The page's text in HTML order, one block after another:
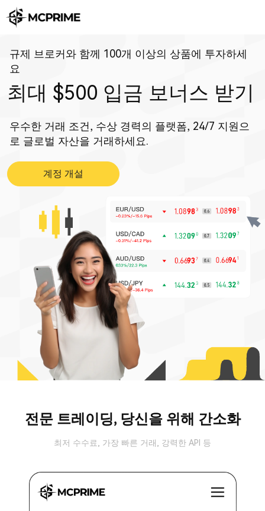
규제 브로커와 함께 100개 이상의 상품에 투자하세
요
최대 $500 입금 보너스 받기
우수한 거래 조건, 수상 경력의 플랫폼, 24/7 지원으
로 글로벌 자산을 거래하세요.
계정 개설
전문 트레이딩, 당신을 위해 간소화
최저 수수료, 가장 빠른 거래, 강력한 API 등